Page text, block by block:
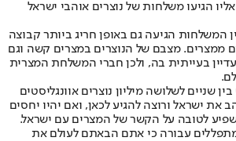
הגיעו משלחות של נוצרים אוהבי ישראל
המשלחות הגיעה גם באופן חריג ביותר קבוצה
ממצרים. מצבם של הנוצרים במצרים קשה וגם
בעייתית בה, ולכן חברי המשלחת המצרית
שניים לשלושה מיליון נוצרים אוונגליסטים
את ישראל ורוצה להגיע לכאן, ואם יהיו יחסים
לטובה על הקשר של המצרים עם ישראל.
עבורה כי אתם הבאתם לעולם את